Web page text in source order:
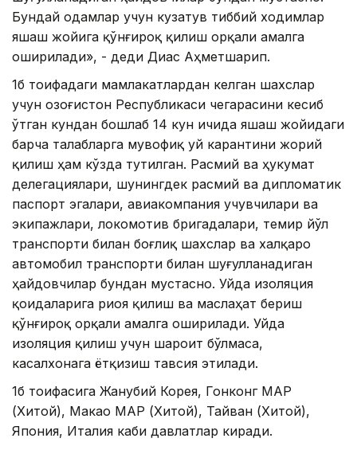
Бундай одамлар учун кузатув тиббий ходимлар
яшаш жойига қўнғироқ қилиш орқали амалга
оширилади», - деди Диас Аҳметшарип.
1б тоифадаги мамлакатлардан келган шахслар
учун Қозоғистон Республикаси чегарасини кесиб
ўтган кундан бошлаб 14 кун ичида яшаш жойидаги
барча талабларга мувофиқ уй карантини жорий
қилиш ҳам кўзда тутилган. Расмий ва ҳукумат
делегациялари, шунингдек расмий ва дипломатик
паспорт эгалари, авиакомпания учувчилари ва
экипажлари, локомотив бригадалари, темир йўл
транспорти билан боғлиқ шахслар ва халқаро
автомобил транспорти билан шуғулланадиган
ҳайдовчилар бундан мустасно. Уйда изоляция
қоидаларига риоя қилиш ва маслаҳат бериш
қўнғироқ орқали амалга оширилади. Уйда
изоляция қилиш учун шароит бўлмаса,
касалхонага ётқизиш тавсия этилади.
1б тоифасига Жанубий Корея, Гонконг МАР
(Хитой), Макао МАР (Хитой), Тайван (Хитой),
Япония, Италия каби давлатлар киради.